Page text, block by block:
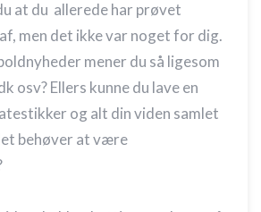
at du allerede har prøvet
men det ikke var noget for dig.
mener du så ligesom
osv? Ellers kunne du lave en
og alt din viden samlet
behøver at være